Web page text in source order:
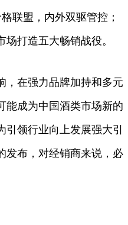
联盟，内外双驱管控；
打造五大畅销战役。
，在强力品牌加持和多元
能成为中国酒类市场新的
领行业向上发展强大引
发布，对经销商来说，必